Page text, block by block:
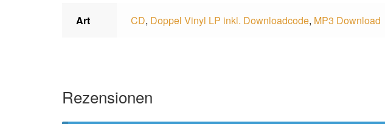
Art CD, Doppel Vinyl LP inkl. Downloadcode, MP3 Download
Rezensionen